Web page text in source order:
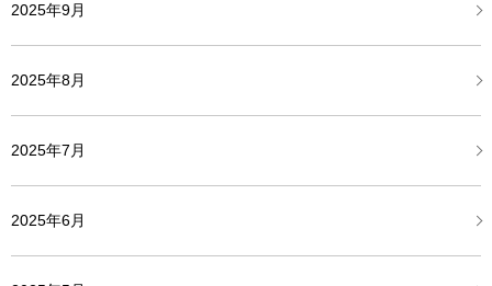
2025年9月
2025年8月
2025年7月
2025年6月